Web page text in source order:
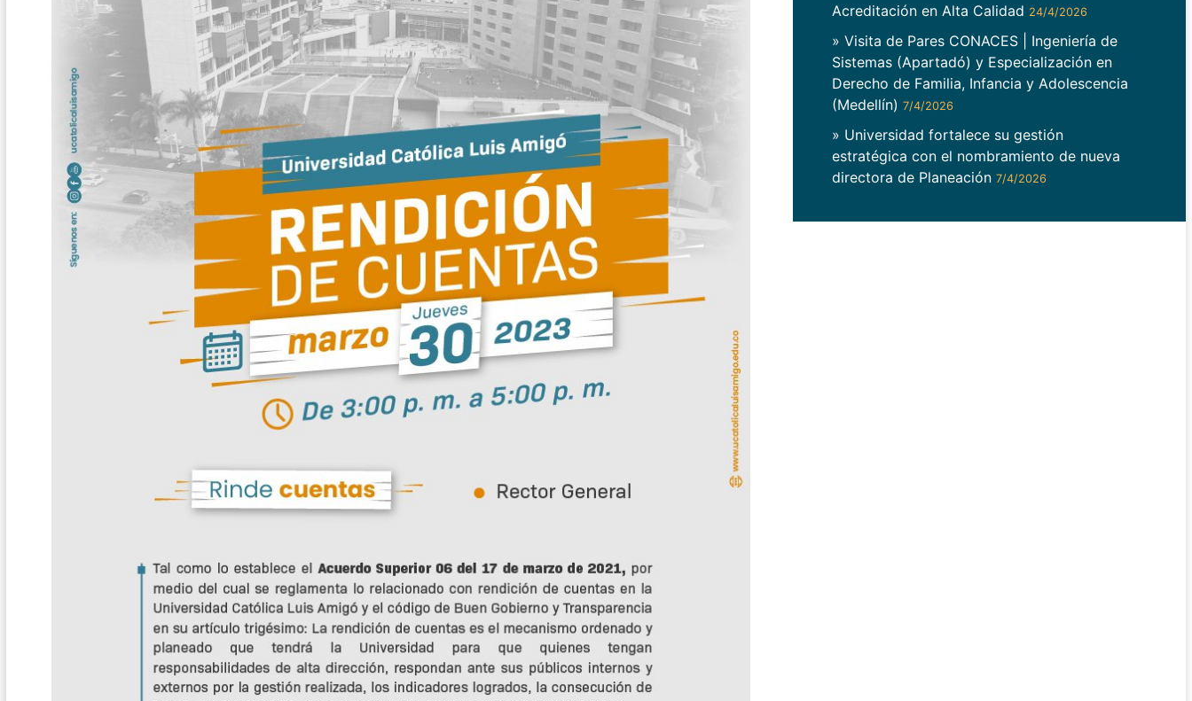
Acreditación en Alta Calidad 24/4/2026
» Visita de Pares CONACES | Ingeniería de
Sistemas (Apartadó) y Especialización en
Derecho de Familia, Infancia y Adolescencia
(Medellín) 7/4/2026
» Universidad fortalece su gestión
estratégica con el nombramiento de nueva
directora de Planeación 7/4/2026